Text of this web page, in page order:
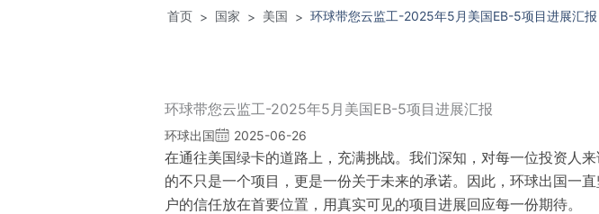
首页 > 国家 > 美国 > 环球带您云监工-2025年5月美国EB-5项目进展汇报
环球带您云监工-2025年5月美国EB-5项目进展汇报
环球出国 2025-06-26
在通往美国绿卡的道路上，充满挑战。我们深知，对每一位投资人
的不只是一个项目，更是一份关于未来的承诺。因此，环球出国一
户的信任放在首要位置，用真实可见的项目进展回应每一份期待。